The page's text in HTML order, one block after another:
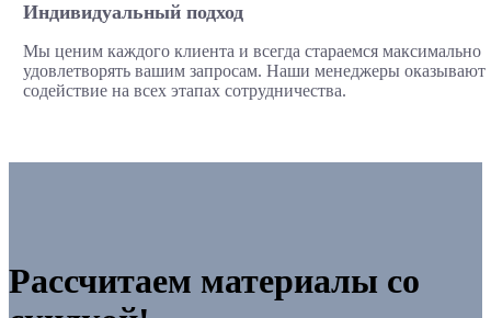
Индивидуальный подход
Мы ценим каждого клиента и всегда стараемся максимально
удовлетворять вашим запросам. Наши менеджеры оказывают
содействие на всех этапах сотрудничества.
Рассчитаем материалы со